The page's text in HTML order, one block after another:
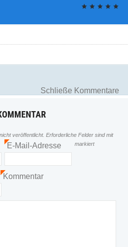
Schließe Kommentare
veröffentlicht. Erforderliche Felder sind mit
markiert
E-Mail-Adresse
*
Kommentar
*